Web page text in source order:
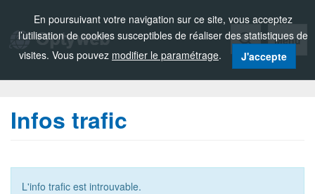
En poursuivant votre navigation sur ce site, vous acceptez
l’utilisation de cookies susceptibles de réaliser des statistiques de
visites. Vous pouvez modifier le paramétrage. J'accepte
Menu
Infos trafic
L'info trafic est introuvable.